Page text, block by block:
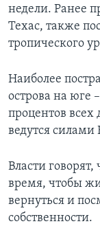
недели. Ранее
Техас, также
тропического
Наиболее
острова на юге
процентов всех
ведутся
Власти говорят,
время, чтобы
вернуться и
собственности.